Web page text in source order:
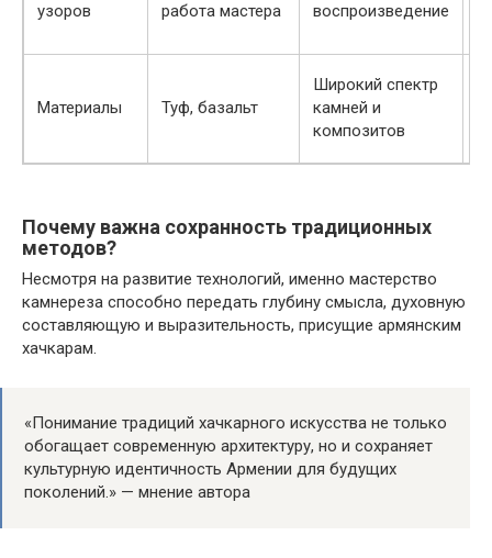
узоров
работа мастера
воспроизведение
Материалы Туф, базальт
Широкий спектр
камней и
композитов
Почему важна сохранность традиционных
методов?
Несмотря на развитие технологий, именно мастерство
камнереза способно передать глубину смысла, духовную
составляющую и выразительность, присущие армянским
хачкарам.
«Понимание традиций хачкарного искусства не только
обогащает современную архитектуру, но и сохраняет
культурную идентичность Армении для будущих
поколений.» — мнение автора